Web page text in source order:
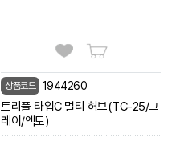
상품코드 1944260
트리플 타입C 멀티 허브(TC-25/그
레이/엑토)